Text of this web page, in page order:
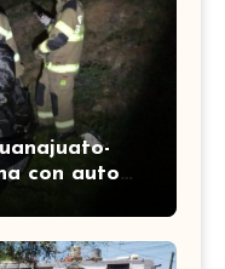
con auto